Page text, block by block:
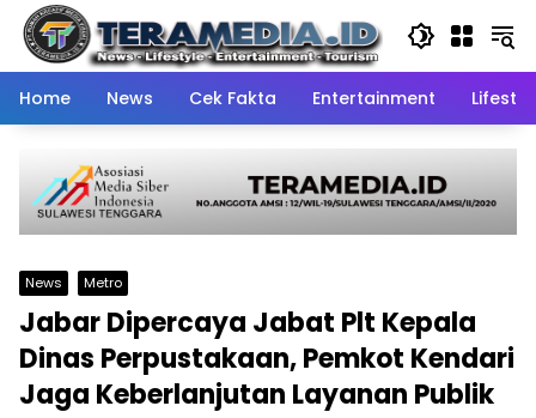
Skip
content
Home
News Cek Fakta Entertainment
News Metro
Jabar Dipercaya Jabat Plt Kepala
Dinas Perpustakaan, Pemkot Kendari
Jaga Keberlanjutan Layanan Publik